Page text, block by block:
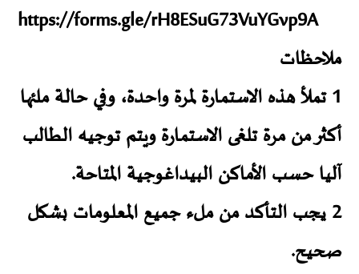
https://forms.gle/rH8ESuG73VuYGvp9A
ملاحظات
1 تملأ هذه الاستمارة لمرة واحدة، وفي حالة ملئها
أكثر من مرة تلغى الاستمارة ويتم توجيه الطالب
آليا حسب الأماكن البيداغوجية المتاحة.
2 يجب التأكد من ملء جميع المعلومات بشكل
صحيح.